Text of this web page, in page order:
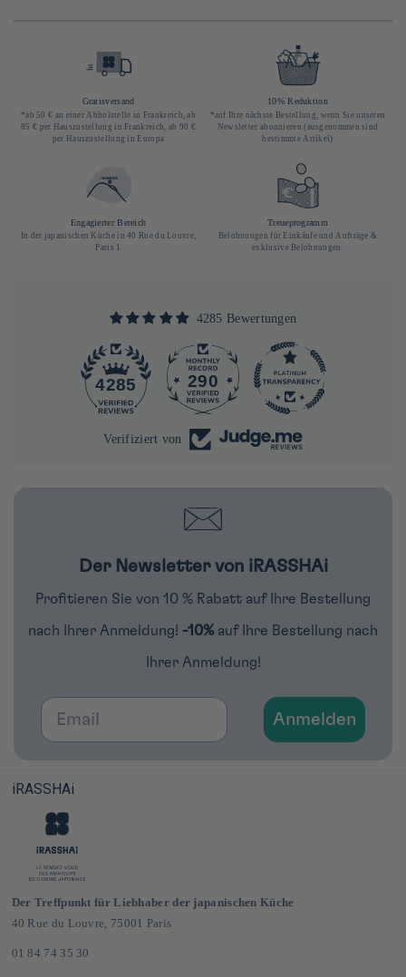
Gratisversand
*ab 50 € an einer Abholstelle in Frankreich, ab
85 € per Hauszustellung in Frankreich, ab 90 €
per Hauszustellung in Europa
10% Reduktion
*auf Ihre nächste Bestellung, wenn Sie unseren
Newsletter abonnieren (ausgenommen sind
bestimmte Artikel)
Engagierter Bereich
In der japanischen Küche in 40 Rue du Louvre,
Paris 1
Treueprogramm
Belohnungen für Einkäufe und Aufträge &
exklusive Belohnungen
4285 Bewertungen
4285 290
Verifiziert von
Der Newsletter von iRASSHAi
Profitieren Sie von 10 % Rabatt auf Ihre Bestellung
nach Ihrer Anmeldung! -10% auf Ihre Bestellung nach
Ihrer Anmeldung!
Email
Anmelden
iRASSHAi
Der Treffpunkt für Liebhaber der japanischen Küche
40 Rue du Louvre, 75001 Paris
01 84 74 35 30